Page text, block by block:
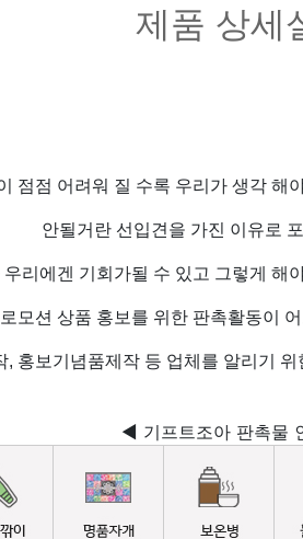
제품 상세
점점 어려워 질 수록 우리가 생각 해
안될거란 선입견을 가진 이유로
우리에겐 기회가될 수 있고 그렇게 해
모션 상품 홍보를 위한 판촉활동이
, 홍보기념품제작 등 업체를 알리기
◀ 기프트조아 판촉물